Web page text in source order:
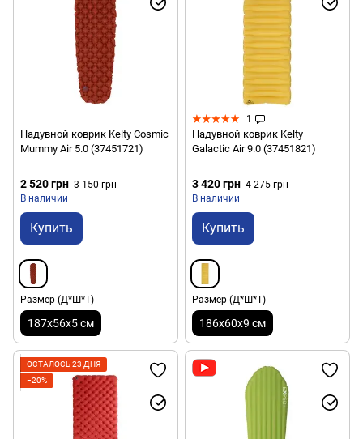
Надувной коврик Kelty Cosmic
Mummy Air 5.0 (37451721)
2 520 грн 3 150 грн
В наличии
Купить
Размер (Д*Ш*Т)
187x56x5 см
1
Надувной коврик Kelty
Galactic Air 9.0 (37451821)
3 420 грн 4 275 грн
В наличии
Купить
Размер (Д*Ш*Т)
186x60x9 см
ОСТАЛОСЬ 23 ДНЯ
−20%